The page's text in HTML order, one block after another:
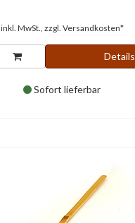
inkl. MwSt., zzgl. Versandkosten*
Details
Sofort lieferbar